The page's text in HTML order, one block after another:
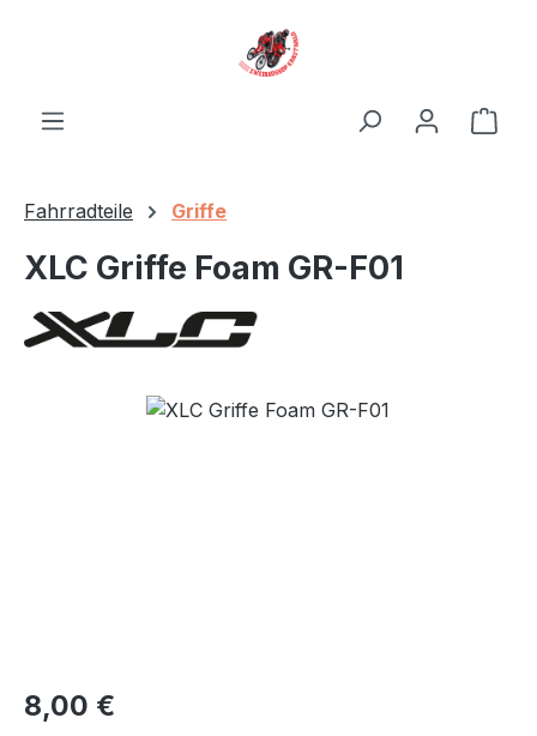
Fahrradteile Griffe
XLC Griffe Foam GR-F01
Bildergalerie überspringen
Regulärer Preis:
8,00 €